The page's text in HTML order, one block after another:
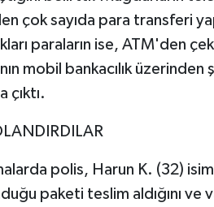
çok sayıda para transferi
paraların ise, ATM'den
mobil bankacılık
çıktı.
polis, Harun K. (32)
paketi teslim aldığını ve